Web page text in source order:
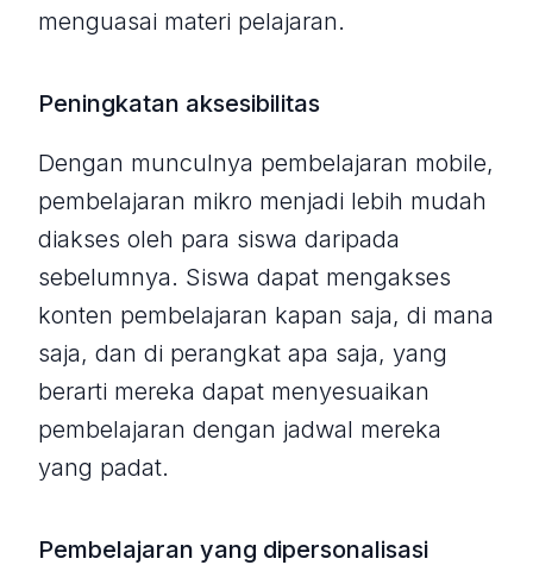
menguasai materi pelajaran.
Peningkatan aksesibilitas
Dengan munculnya pembelajaran mobile,
pembelajaran mikro menjadi lebih mudah
diakses oleh para siswa daripada
sebelumnya. Siswa dapat mengakses
konten pembelajaran kapan saja, di mana
saja, dan di perangkat apa saja, yang
berarti mereka dapat menyesuaikan
pembelajaran dengan jadwal mereka
yang padat.
Pembelajaran yang dipersonalisasi